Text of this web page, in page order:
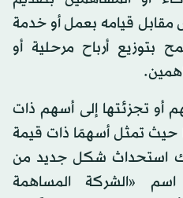
قيامه بعمل أو خدمة
بتوزيع أرباح مرحلية أو
أو تجزئتها إلى أسهم ذات
حيث تمثل أسهمًا ذات قيمة
استحداث شكل جديد من
«الشركة المساهمة